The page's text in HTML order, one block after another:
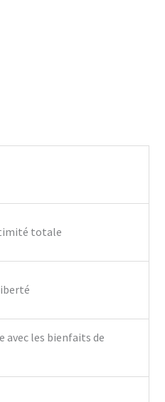
totale
avec les bienfaits de